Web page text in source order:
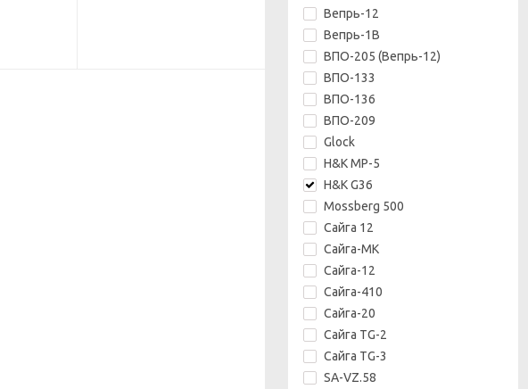
Вепрь-12
Вепрь-1В
ВПО-205 (Вепрь-12)
ВПО-133
ВПО-136
ВПО-209
Glock
H&K MP-5
H&K G36
Mossberg 500
Сайга 12
Сайга-МК
Сайга-12
Сайга-410
Сайга-20
Сайга TG-2
Сайга TG-3
SA-VZ.58